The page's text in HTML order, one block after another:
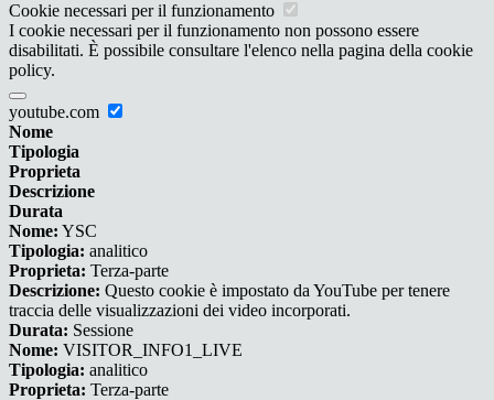
Cookie necessari per il funzionamento
I cookie necessari per il funzionamento non possono essere
disabilitati. È possibile consultare l'elenco nella pagina della cookie
policy.
youtube.com
Nome
Tipologia
Proprieta
Descrizione
Durata
Nome: YSC
Tipologia: analitico
Proprieta: Terza-parte
Descrizione: Questo cookie è impostato da YouTube per tenere
traccia delle visualizzazioni dei video incorporati.
Durata: Sessione
Nome: VISITOR_INFO1_LIVE
Tipologia: analitico
Proprieta: Terza-parte